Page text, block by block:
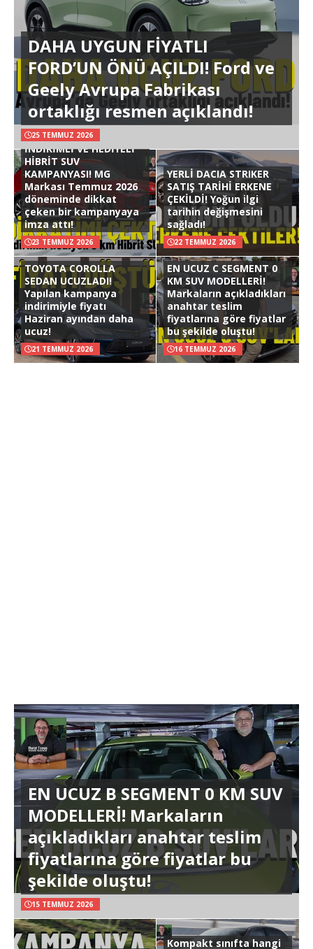
DAHA UYGUN FİYATLI
FORD’UN ÖNÜ AÇILDI! Ford ve
Geely Avrupa Fabrikası
ortaklığı resmen açıklandı!
25 TEMMUZ 2026
İNDİRİMLİ VE HEDİYELİ
HİBRİT SUV
KAMPANYASI! MG
Markası Temmuz 2026
döneminde dikkat
çeken bir kampanyaya
imza attı!
23 TEMMUZ 2026
YERLİ DACIA STRIKER
SATIŞ TARİHİ ERKENE
ÇEKİLDİ! Yoğun ilgi
tarihin değişmesini
sağladı!
22 TEMMUZ 2026
TOYOTA COROLLA
SEDAN UCUZLADI!
Yapılan kampanya
indirimiyle fiyatı
Haziran ayından daha
ucuz!
21 TEMMUZ 2026
EN UCUZ C SEGMENT 0
KM SUV MODELLERİ!
Markaların açıkladıkları
anahtar teslim
fiyatlarına göre fiyatlar
bu şekilde oluştu!
16 TEMMUZ 2026
EN UCUZ B SEGMENT 0 KM SUV
MODELLERİ! Markaların
açıkladıkları anahtar teslim
fiyatlarına göre fiyatlar bu
şekilde oluştu!
15 TEMMUZ 2026
Kompakt sınıfta hangi